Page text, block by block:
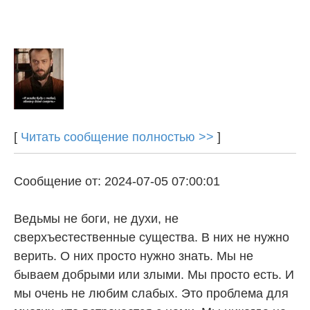
[ Читать сообщение полностью >> ]
Сообщение от: 2024-07-05 07:00:01
Ведьмы не боги, не духи, не
сверхъестественные существа. В них не нужно
верить. О них просто нужно знать. Мы не
бываем добрыми или злыми. Мы просто есть. И
мы очень не любим слабых. Это проблема для